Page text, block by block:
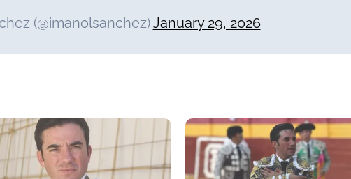
(@imanolsanchez)January 29, 2026